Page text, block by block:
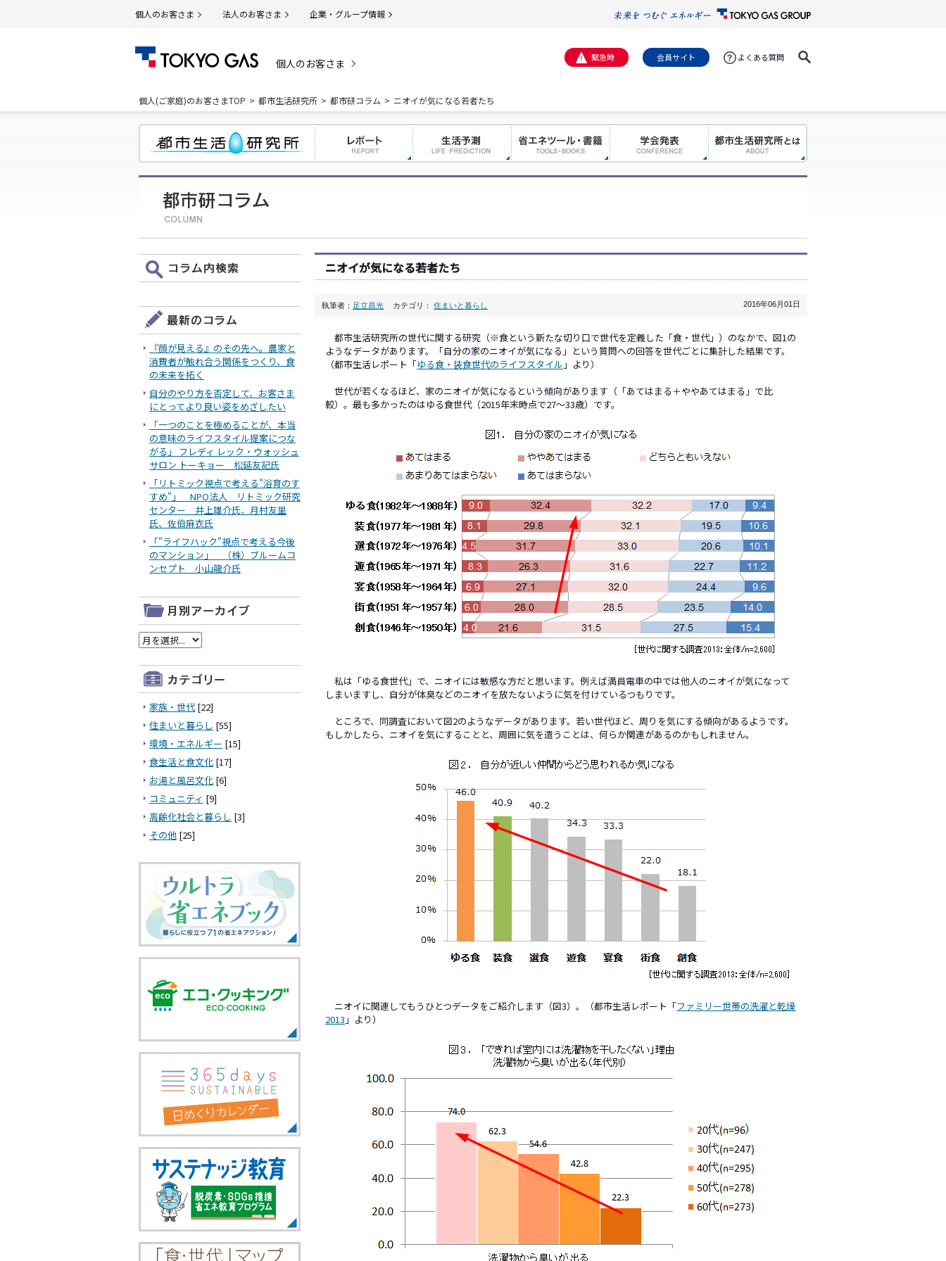
個人のお客さま 法人のお客さま 企業・グループ情報
個人のお客さま 緊急時 会員サイト よくある質問
個人(ご家庭)のお客さまTOP 都市生活研究所 都市研コラム ニオイが気になる若者たち
ニオイが気になる若者たち
執筆者： 足立昌光 カテゴリ： 住まいと暮らし 2016年06月01日
都市生活研究所の世代に関する研究（※食という新たな切り口で世代を定義した「食・世代」）のなかで、図1の
ようなデータがあります。「自分の家のニオイが気になる」という質問への回答を世代ごとに集計した結果です。
（都市生活レポート「ゆる食・装食世代のライフスタイル 」より）
世代が若くなるほど、家のニオイが気になるという傾向があります（「あてはまる＋ややあてはまる」で比
較）。最も多かったのはゆる食世代（2015年末時点で27～33歳）です。
私は「ゆる食世代」で、ニオイには敏感な方だと思います。例えば満員電車の中では他人のニオイが気になって
しまいますし、自分が体臭などのニオイを放たないように気を付けているつもりです。
ところで、同調査において図2のようなデータがあります。若い世代ほど、周りを気にする傾向があるようです。
もしかしたら、ニオイを気にすることと、周囲に気を遣うことは、何らか関連があるのかもしれません。
ニオイに関連してもうひとつデータをご紹介します（図3）。（都市生活レポート「ファミリー世帯の洗濯と乾燥
2013 」より）
『顔が見える』のその先へ。農家と
消費者が触れ合う関係をつくり、食
の未来を拓く
自分のやり方を否定して、お客さま
にとってより良い姿をめざしたい
「一つのことを極めることが、本当
の意味のライフスタイル提案につな
がる」 フレディ レック・ウォッシュ
サロン トーキョー 松延友記氏
「リトミック視点で考える"浴育のす
すめ"」 NPO法人 リトミック研究
センター 井上雄介氏、月村友里
氏、佐伯麻衣氏
「"ライフハック"視点で考える今後
のマンション」 （株）ブルームコ
ンセプト 小山龍介氏
家族・世代[22]
住まいと暮らし [55]
環境・エネルギー [15]
食生活と食文化 [17]
お湯と風呂文化 [6]
コミュニティ [9]
高齢化社会と暮らし [3]
その他 [25]